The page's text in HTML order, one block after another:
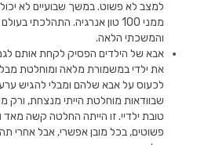
למצב לא פשוט. במשך שבועיים לא
ממני 100 טון אנרגיה. התהלכתי
והמשכתי הלאה.
אבא של הילדים הפסיק לקחת אותם
את ילדי במשמורת מלאה ומוחלטת מבלי
לכעוס על אבא שלהם ומבלי להגיש
שבוודאות מוחלטת הייתי מנצחת, ורק
טובת ילדיי. זו הייתה החלטה קשה מאד
פשוטים, בכל מובן אפשרי, אבל אחרי